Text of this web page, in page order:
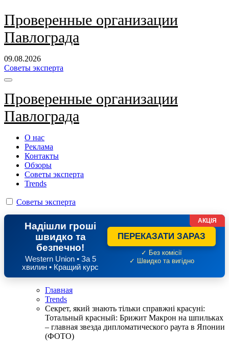
Перейти
к
содержанию
Проверенные организации
Павлограда
09.08.2026
Советы эксперта
Проверенные организации
Павлограда
О нас
Реклама
Контакты
Обзоры
Советы эксперта
Trends
Советы эксперта
Надішли гроші
швидко та
безпечно!
Western Union • За 5
хвилин • Кращий курс
ПЕРЕКАЗАТИ ЗАРАЗ
✓ Без комісії
✓ Швидко та вигідно
АКЦІЯ
Главная
Trends
Секрет, який знають тільки справжні красуні:
Тотальный красный: Брижит Макрон на шпильках
– главная звезда дипломатического раута в Японии
(ФОТО)